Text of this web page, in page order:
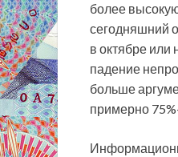
более
сегодняшний
в октябре или
падение
больше
примерно